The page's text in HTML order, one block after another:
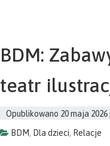
BDM:
teatr
Opublikowano 20 maja 2026
BDM, Dla dzieci, Relacje